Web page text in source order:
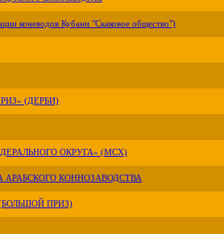
коневодов Кубани "Скаковое общество")
(ДЕРБИ)
ОКРУГА» (МСХ)
АРАБСКОГО КОННОЗАВОДСТВА
ПРИЗ)